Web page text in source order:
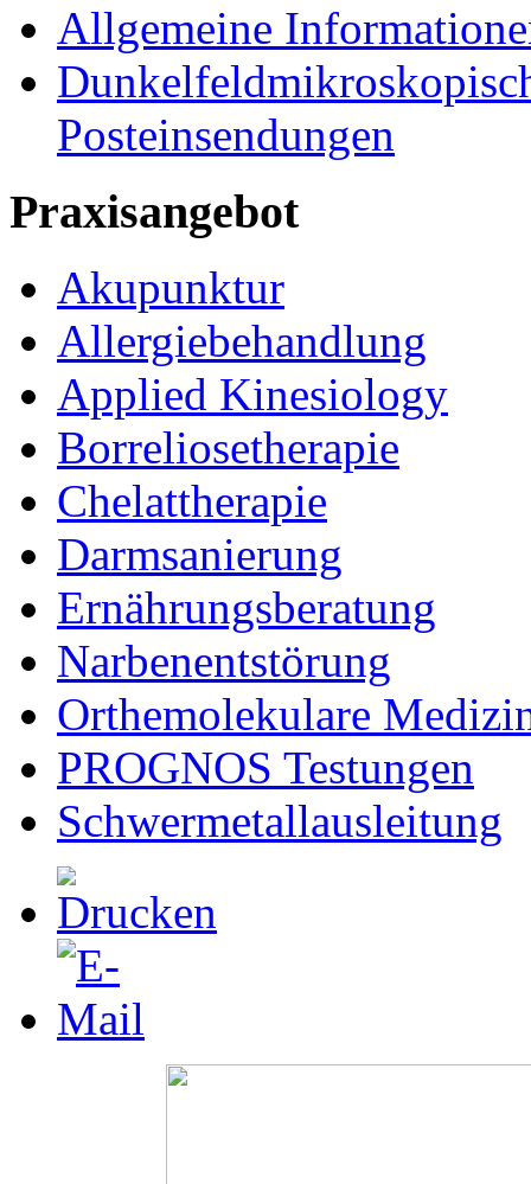
Allgemeine
Posteinsendungen
Praxisangebot
Akupunktur
Allergiebehandlung
Applied Kinesiology
Borreliosetherapie
Chelattherapie
Darmsanierung
Ernährungsberatung
Narbenentstörung
Orthemolekulare
PROGNOS Testungen
Schwermetallausleitung